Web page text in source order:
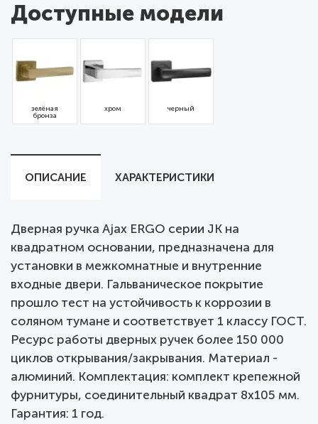
Доступные модели
зелёная
бронза
хром черный
ОПИСАНИЕ ХАРАКТЕРИСТИКИ
Дверная ручка Ajax ERGO серии JK на
квадратном основании, предназначена для
установки в межкомнатные и внутренние
входные двери. Гальваническое покрытие
прошло тест на устойчивость к коррозии в
соляном тумане и соответствует 1 классу ГОСТ.
Ресурс работы дверных ручек более 150 000
циклов открывания/закрывания. Материал -
алюминий. Комплектация: комплект крепежной
фурнитуры, соединительный квадрат 8x105 мм.
Гарантия: 1 год.